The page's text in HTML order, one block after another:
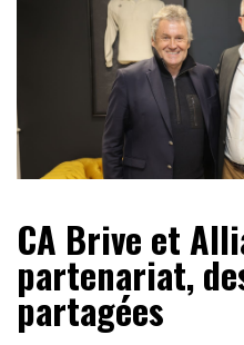
CA Brive et
partenariat,
partagées